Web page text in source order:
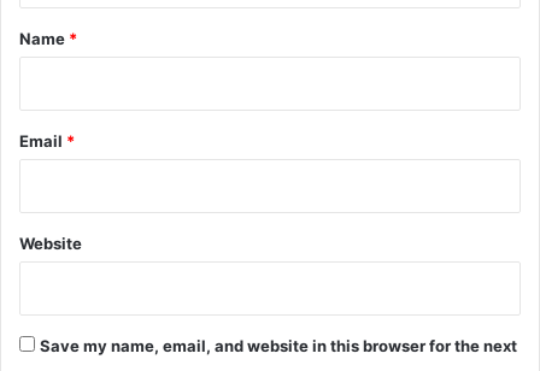
*
Name *
Email *
Website
Save my name, email, and website in this browser for the next